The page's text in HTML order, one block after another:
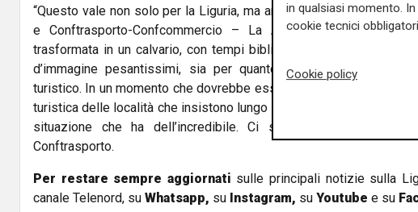
“Questo vale non solo per la Liguria, ma anche per altre regioni –
e Conftrasporto-Confcommercio – La A14, ad esempio, in
trasformata in un calvario, con tempi biblici di percorrenza e un
d’immagine pesantissimi, sia per quanto riguarda il traffico
turistico. In un momento che dovrebbe essere di ripresa, l’impegno
turistica delle località che insistono lungo la A14 è di giorno in
situazione che ha dell’incredibile. Ci stiamo facendo male
Conftrasporto.
Per restare sempre aggiornati sulle principali notizie sulla
canale Telenord, su Whatsapp, su Instagram, su Youtube e su
in qualsiasi momento.
cookie tecnici
Cookie policy